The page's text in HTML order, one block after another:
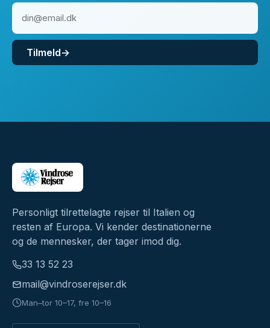
Tilmeld→
Personligt tilrettelagte rejser til Italien og
resten af Europa. Vi kender destinationerne
og de mennesker, der tager imod dig.
33 13 52 23
mail@vindroserejser.dk
Man–tor 10–17, fre 10–16